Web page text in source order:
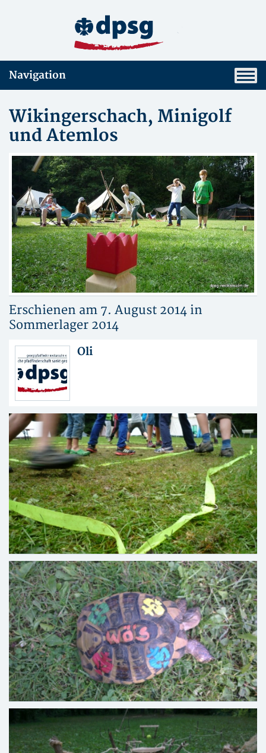
Navigation
Wikingerschach, Minigolf
und Atemlos
Erschienen am 7. August 2014 in
Sommerlager 2014
Oli